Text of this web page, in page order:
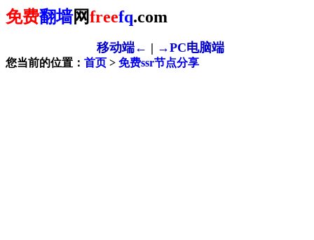
免费翻墙网freefq.com
移动端← | →PC电脑端
您当前的位置： 首页 > 免费ssr节点分享